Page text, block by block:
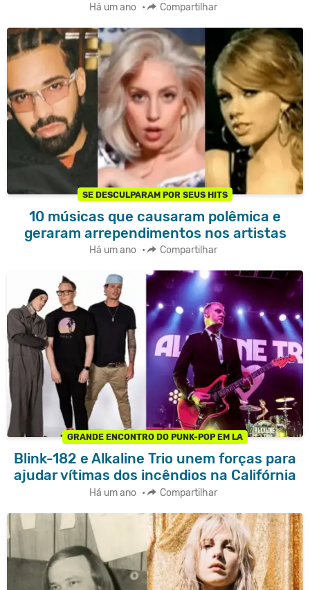
Há um ano • Compartilhar
SE DESCULPARAM POR SEUS HITS
10 músicas que causaram polêmica e
geraram arrependimentos nos artistas
Há um ano • Compartilhar
GRANDE ENCONTRO DO PUNK-POP EM LA
Blink-182 e Alkaline Trio unem forças para
ajudar vítimas dos incêndios na Califórnia
Há um ano • Compartilhar